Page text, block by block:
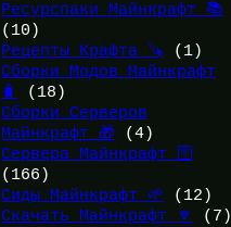
Ресурспаки Майнкрафт 📚
(10)
Рецепты Крафта 🪚 (1)
Сборки Модов Майнкрафт
🧳
(18)
Сборки Серверов
Майнкрафт 🎁 (4)
Сервера Майнкрафт 🛜
(166)
Сиды Майнкрафт 🌱
(12)
Скачать Майнкрафт 🔽
(7)